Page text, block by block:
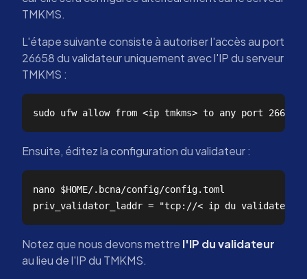
TMKMS.
L'étape suivante consiste à autoriser l'accès au port
26658 du validateur uniquement avec l'IP du serveur
TMKMS :
Ensuite, éditez la configuration du validateur :
nano $HOME/.bcna/config/config.toml
Notez que nous devons mettre l'IP du validateur
au lieu de l'IP du TMKMS.